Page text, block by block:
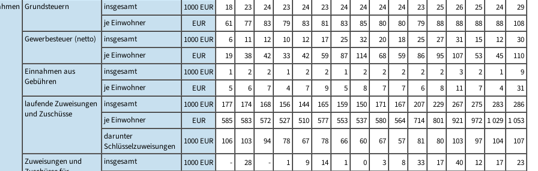
Grundsteuern insgesamt 1000 EUR 18 23 24 23 24 23 24 24 24 24 23 25 26 25 24
29
je Einwohner
EUR 61 77 83 79 83 81 83 85 80 80 79 88 88 88 88
108
Gewerbesteuer (netto)
insgesamt 1000 EUR 6 11 12 10 12 17 25 32 20 18 25 27 31 15 12
30
je Einwohner
EUR 19 38 42 33 42 59 87 114 68 59 86 95 107 53 45
110
Einnahmen aus
Gebühren
insgesamt 1000 EUR 1 2 2 1 2 2 1 2 2 2 2 2 3 2 1
9
je Einwohner
EUR 5 6 7 4 7 9 5 8 7 7 6 8 11 7 4
31
laufende Zuweisungen
und Zuschüsse
insgesamt 1000 EUR 177 174 168 156 144 165 159 150 171 167 207 229 267 275 283
286
je Einwohner
EUR 585 583 572 527 510 577 553 537 580 564 714 801 921 972 1 029 1 053
darunter
Schlüsselzuweisungen
1000 EUR 106 103 94 78 67 78 66 60 67 57 81 80 103 97 104
107
Zuweisungen und
insgesamt 1000 EUR - 28 - 1 9 14 1 0 3 8 33 17 40 12 17 23